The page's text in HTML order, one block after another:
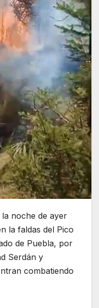
la noche de ayer
la faldas del Pico
de Puebla, por
Serdán y
combatiendo